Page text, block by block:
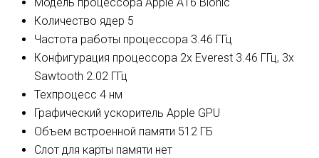
Количество ядер 5
Частота работы процессора 3.46 ГГц
Конфигурация процессора 2x Everest 3.46 ГГц, 3x
Sawtooth 2.02 ГГц
Техпроцесс 4 нм
Графический ускоритель Apple GPU
Объем встроенной памяти 512 ГБ
Слот для карты памяти нет